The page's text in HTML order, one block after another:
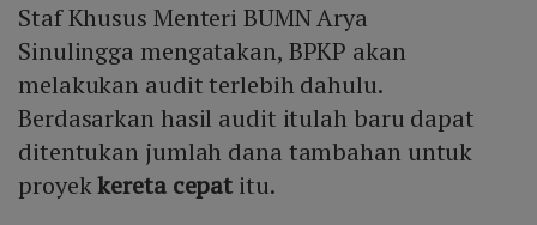
Staf Khusus Menteri BUMN Arya
Sinulingga mengatakan, BPKP akan
melakukan audit terlebih dahulu.
Berdasarkan hasil audit itulah baru dapat
ditentukan jumlah dana tambahan untuk
proyekkereta cepat itu.